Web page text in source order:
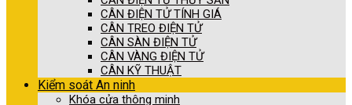
CÂN ĐIỆN TỬ TÍNH GIÁ
CÂN TREO ĐIỆN TỬ
CÂN SÀN ĐIỆN TỬ
CÂN VÀNG ĐIỆN TỬ
CÂN KỸ THUẬT
Kiểm soát An ninh
Khóa cửa thông minh